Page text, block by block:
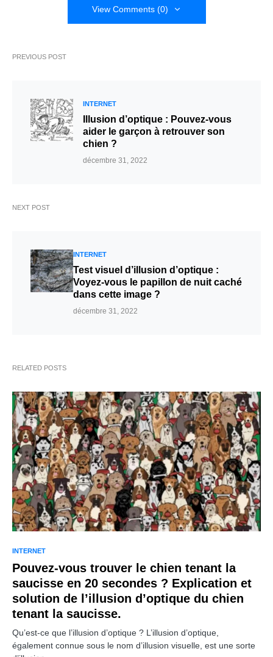
View Comments (0)
PREVIOUS POST
INTERNET
Illusion d’optique : Pouvez-vous
aider le garçon à retrouver son
chien ?
décembre 31, 2022
NEXT POST
INTERNET
Test visuel d’illusion d’optique :
Voyez-vous le papillon de nuit caché
dans cette image ?
décembre 31, 2022
RELATED POSTS
INTERNET
Pouvez-vous trouver le chien tenant la
saucisse en 20 secondes ? Explication et
solution de l’illusion d’optique du chien
tenant la saucisse.
Qu’est-ce que l’illusion d’optique ? L’illusion d’optique,
également connue sous le nom d’illusion visuelle, est une sorte